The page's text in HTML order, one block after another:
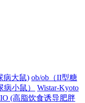
病大鼠) ob/ob（II型糖
小鼠）
Wistar-Kyoto
(高脂饮食诱导肥胖